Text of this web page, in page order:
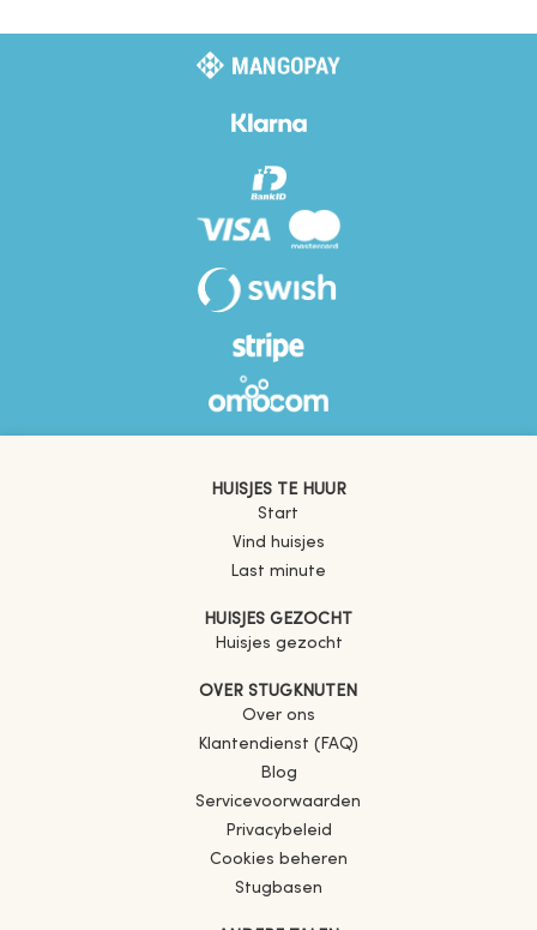
HUISJES TE HUUR
Start
Vind huisjes
Last minute
HUISJES GEZOCHT
Huisjes gezocht
OVER STUGKNUTEN
Over ons
Klantendienst (FAQ)
Blog
Servicevoorwaarden
Privacybeleid
Cookies beheren
Stugbasen